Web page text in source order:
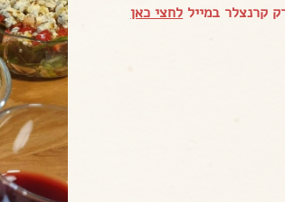
קרנצלר במייל לחצי כאן